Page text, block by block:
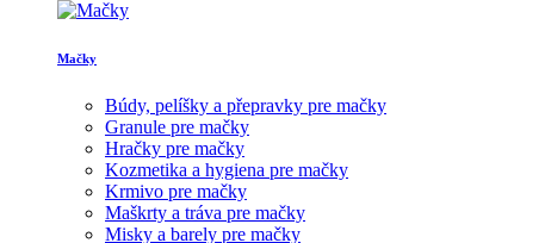
Mačky
Búdy, pelíšky a přepravky pre mačky
Granule pre mačky
Hračky pre mačky
Kozmetika a hygiena pre mačky
Krmivo pre mačky
Maškrty a tráva pre mačky
Misky a barely pre mačky